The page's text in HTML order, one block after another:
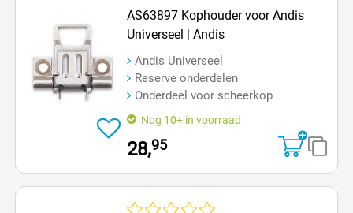
Gemiddelde waardering van 5 van 5 sterren
AS63897 Kophouder voor Andis
Universeel | Andis
Andis Universeel
Reserve onderdelen
Onderdeel voor scheerkop
Nog 10+ in voorraad
28,95